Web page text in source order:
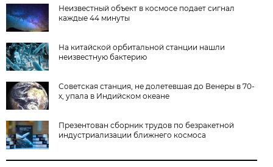
Неизвестный объект в космосе подает сигнал
каждые 44 минуты
На китайской орбитальной станции нашли
неизвестную бактерию
Советская станция, не долетевшая до Венеры в 70-
х, упала в Индийском океане
Презентован сборник трудов по безракетной
индустриализации ближнего космоса